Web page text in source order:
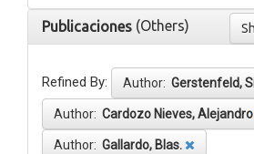
Publicaciones (Others)
Refined By: Author: Gerstenfeld,
Author: Cardozo Nieves, Alejandro
Author: Gallardo, Blas.